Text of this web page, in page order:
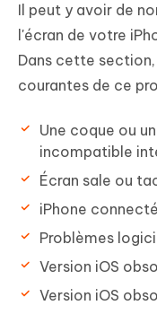
Il peut y avoir de
l'écran de votre
Dans cette
courantes de ce
Une coque ou
incompatible
Écran sale ou
iPhone
Problèmes
Version iOS
Version iOS